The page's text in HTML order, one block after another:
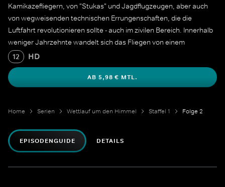
Kamikazefliegern, von "Stukas" und Jagdflugzeugen, aber auch
von wegweisenden technischen Errungenschaften, die die
Luftfahrt revolutionieren sollte - auch im zivilen Bereich. Innerhalb
weniger Jahrzehnte wandelt sich das Fliegen von einem
exklusiven Vergnügen zum fast alltäglichen Fortbewegungsmittel.
Der zweite Teil zeichnet diese Entwicklungen nach.
12 HD
AB 5,98 € MTL.
Home Serien Wettlauf um den Himmel Staffel 1 Folge 2
EPISODENGUIDE DETAILS